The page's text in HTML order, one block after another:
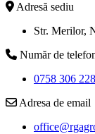
Adresă sediu
Str. Merilor,
Număr de
0758 306 228
Adresa de email